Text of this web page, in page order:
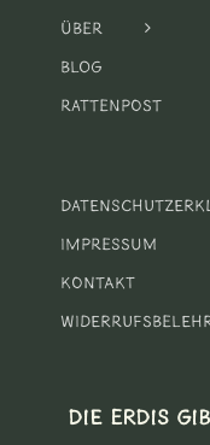
Über
Blog
Rattenpost
Impressum
Kontakt
DIE ERDIS